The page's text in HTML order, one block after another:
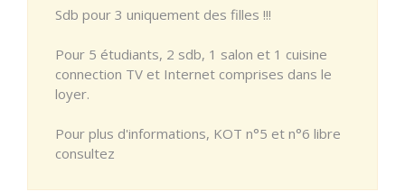
Sdb pour 3 uniquement des filles !!!
Pour 5 étudiants, 2 sdb, 1 salon et 1 cuisine
connection TV et Internet comprises dans le
loyer.
Pour plus d'informations, KOT n°5 et n°6 libre
consultez